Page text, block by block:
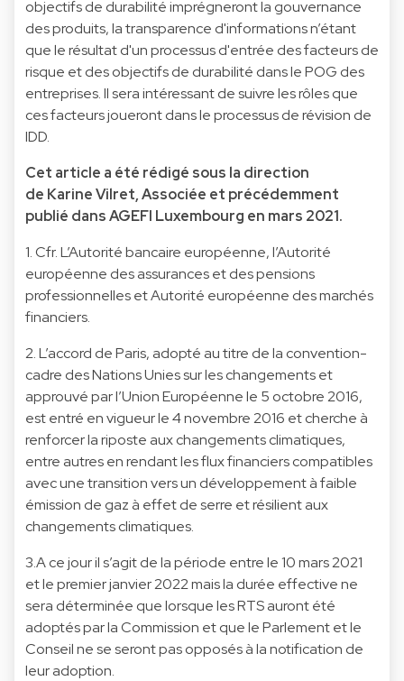
objectifs de durabilité imprégneront la gouvernance
des produits, la transparence d'informations n’étant
que le résultat d'un processus d'entrée des facteurs de
risque et des objectifs de durabilité dans le POG des
entreprises. Il sera intéressant de suivre les rôles que
ces facteurs joueront dans le processus de révision de
IDD.
Cet article a été rédigé sous la direction
de Karine Vilret, Associée et précédemment
publié dans AGEFI Luxembourg en mars 2021.
1. Cfr. L’Autorité bancaire européenne, l’Autorité
européenne des assurances et des pensions
professionnelles et Autorité européenne des marchés
financiers.
2. L’accord de Paris, adopté au titre de la convention-
cadre des Nations Unies sur les changements et
approuvé par l’Union Européenne le 5 octobre 2016,
est entré en vigueur le 4 novembre 2016 et cherche à
renforcer la riposte aux changements climatiques,
entre autres en rendant les flux financiers compatibles
avec une transition vers un développement à faible
émission de gaz à effet de serre et résilient aux
changements climatiques.
3.A ce jour il s’agit de la période entre le 10 mars 2021
et le premier janvier 2022 mais la durée effective ne
sera déterminée que lorsque les RTS auront été
adoptés par la Commission et que le Parlement et le
Conseil ne se seront pas opposés à la notification de
leur adoption.